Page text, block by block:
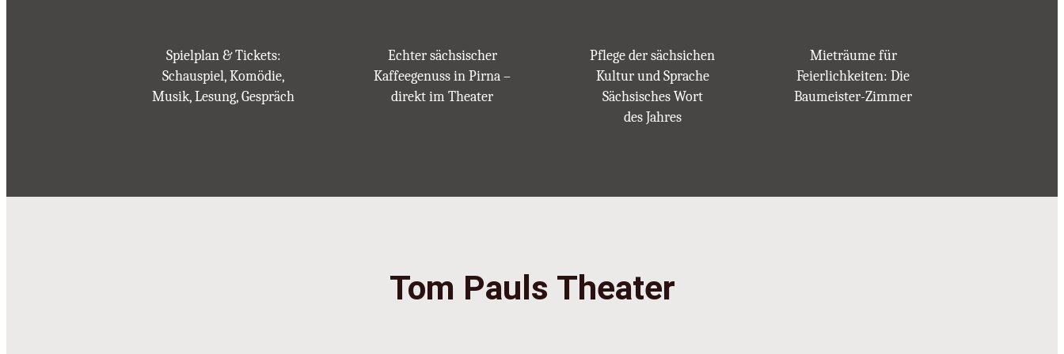
Spielplan & Tickets:
Schauspiel, Komödie,
Musik, Lesung, Gespräch
Echter sächsischer
Kaffeegenuss in Pirna –
direkt im Theater
Pflege der sächsichen
Kultur und Sprache
Sächsisches Wort
des Jahres
Mieträume für
Feierlichkeiten: Die
Baumeister-Zimmer
Tom Pauls Theater